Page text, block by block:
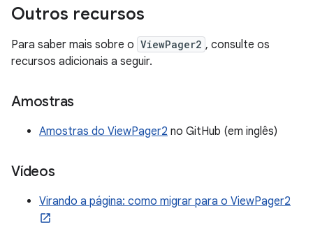
Outros recursos
Para saber mais sobre o ViewPager2 , consulte os
recursos adicionais a seguir.
Amostras
Amostras do ViewPager2 no GitHub (em inglês)
Vídeos
Virando a página: como migrar para o ViewPager2